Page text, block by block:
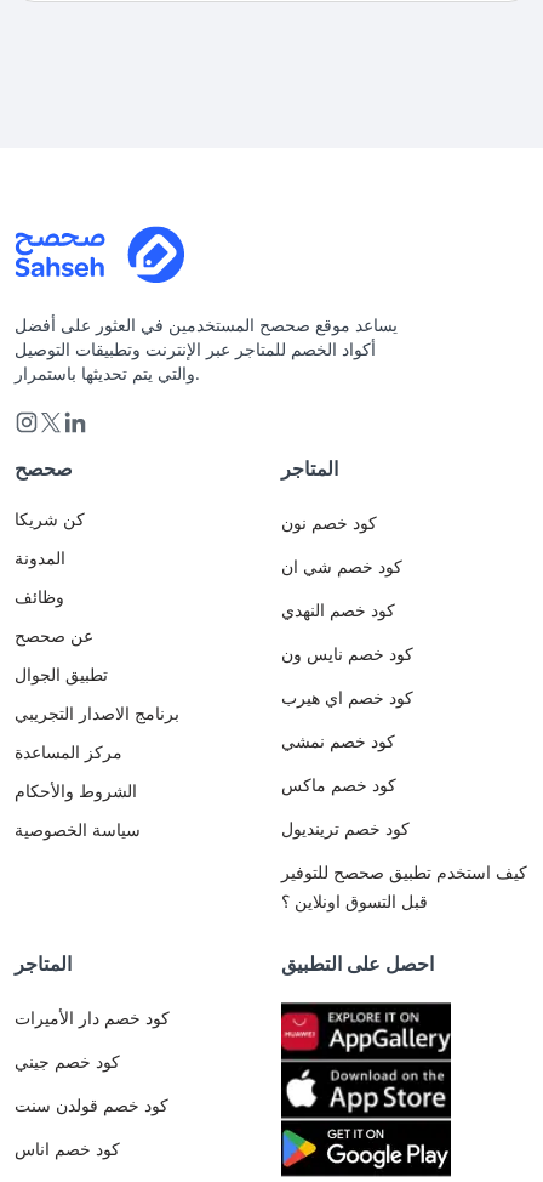
يساعد موقع صحصح المستخدمين في العثور على أفضل
أكواد الخصم للمتاجر عبر الإنترنت وتطبيقات التوصيل
والتي يتم تحديثها باستمرار.
صحصح
كن شريكا
المدونة
وظائف
عن صحصح
تطبيق الجوال
برنامج الاصدار التجريبي
مركز المساعدة
الشروط والأحكام
سياسة الخصوصية
المتاجر
كود خصم نون
كود خصم شي ان
كود خصم النهدي
كود خصم نايس ون
كود خصم اي هيرب
كود خصم نمشي
كود خصم ماكس
كود خصم ترينديول
كيف استخدم تطبيق صحصح للتوفير
قبل التسوق اونلاين ؟
المتاجر
كود خصم دار الأميرات
كود خصم جيني
كود خصم قولدن سنت
كود خصم اناس
احصل على التطبيق